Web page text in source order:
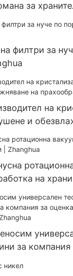
за
|
филтри за
на
и
на
за компания
- сушилня